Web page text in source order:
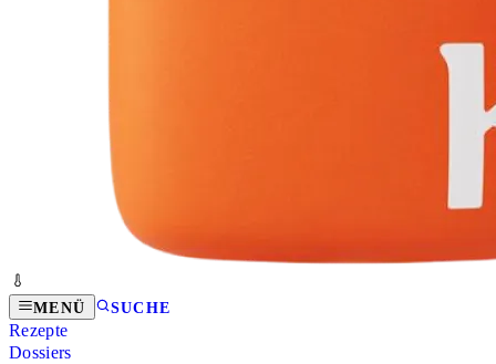
MENÜ SUCHE
Rezepte
Dossiers